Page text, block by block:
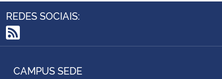
REDES SOCIAIS:
RSS
CAMPUS SEDE